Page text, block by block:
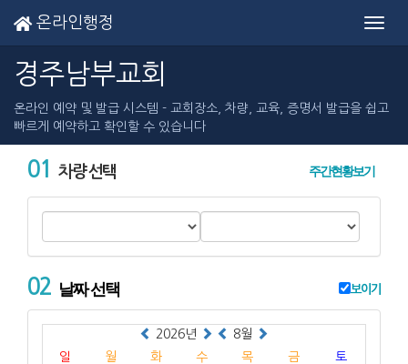
온라인행정
경주남부교회
온라인 예약 및 발급 시스템 - 교회장소, 차량, 교육, 증명서 발급을 쉽고
빠르게 예약하고 확인할 수 있습니다
01 차량 선택 주간현황보기
02 날짜 선택 보이기
2026년
8월
일
월 화 수 목 금 토